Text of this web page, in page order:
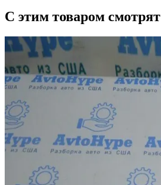
С этим товаром смотрят